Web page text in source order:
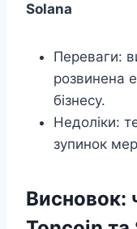
Solana
Переваги:
розвинена
бізнесу.
Недоліки:
зупинок
Висновок: